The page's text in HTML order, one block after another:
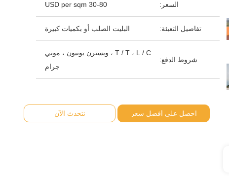
السعر: 30-80 USD per sqm
تفاصيل التعبئة: البليت الصلب أو بكميات كبيرة
شروط الدفع:
T / T ، L / C ، ويسترن يونيون ، موني
جرام
احصل على أفضل سعر نتحدث الآن